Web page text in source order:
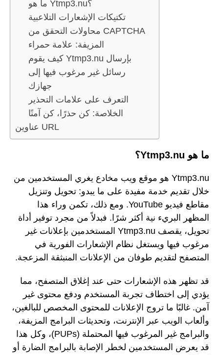
ما هو Ytmp3.nu؟
تكتيكات الإشعارات التلاعبية
محاولات التحقق من CAPTCHA
المزيفة: علامة حمراء
كيف يقوم Ytmp3.nu بإرسال
رسائل غير مرغوب فيها إلى
جهازك
التعرف على علامات التحذير
الخلاصة: كن حذرًا، كن آمنًا
عناوين URL
ما هو Ytmp3.nu؟
Ytmp3.nu هو موقع ويب مخادع يغري المستخدمين من
خلال تقديم خدمة مفيدة على ما يبدو: تحويل وتنزيل
مقاطع فيديو YouTube. ومع ذلك، تكمن وراء هذا
المظهر البريء نية أكثر شرًا. فبدلاً من مجرد توفير أداة
تحويل، يقصف Ytmp3.nu المستخدمين بإعلانات غير
مرغوب فيها ويستغل نظام الإشعارات الفورية في
المتصفح لتقديم طوفان من الإعلانات المنبثقة المزعجة.
قد تظهر هذه الإشعارات حتى عند إغلاق المتصفح، مما
يؤدي إلى اختطاف تجربة المستخدم ودفع محتوى غير
آمن. غالبًا ما تروج الإعلانات للمحتوى المخصص للبالغين،
وألعاب الويب عبر الإنترنت، وتحديثات البرامج المزيفة،
والبرامج غير المرغوب فيها المحتملة (PUPs)، وكل هذا
قد يعرض المستخدمين لخطر الإصابة بالبرامج الضارة أو